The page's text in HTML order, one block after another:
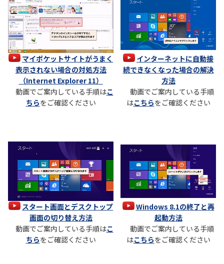
マイポケットサイトがうまく
表示されない場合の対処方法
（Internet Explorer 11）
動画でご案内している手順はこ
ちらをご確認ください
インターネットに自動接
続できなくなった場合の解決
方法
動画でご案内している手順
はこちらをご確認ください
スタート画面とデスクトップ
画面の切り替え方法
動画でご案内している手順はこ
ちらをご確認ください
Windows 8.1の終了と再
起動方法
動画でご案内している手順
はこちらをご確認ください